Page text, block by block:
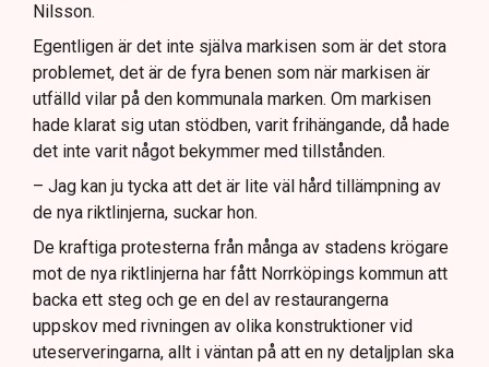
Nilsson.
Egentligen är det inte själva markisen som är det stora
problemet, det är de fyra benen som när markisen är
utfälld vilar på den kommunala marken. Om markisen
hade klarat sig utan stödben, varit frihängande, då hade
det inte varit något bekymmer med tillstånden.
– Jag kan ju tycka att det är lite väl hård tillämpning av
de nya riktlinjerna, suckar hon.
De kraftiga protesterna från många av stadens krögare
mot de nya riktlinjerna har fått Norrköpings kommun att
backa ett steg och ge en del av restaurangerna
uppskov med rivningen av olika konstruktioner vid
uteserveringarna, allt i väntan på att en ny detaljplan ska